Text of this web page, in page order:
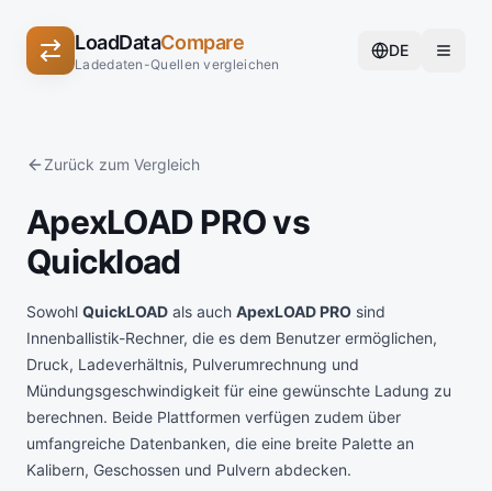
LoadDataCompare
Ladedaten-Quellen vergleichen
DE
Zurück zum Vergleich
ApexLOAD PRO vs
Quickload
Sowohl QuickLOAD als auch ApexLOAD PRO sind
Innenballistik-Rechner, die es dem Benutzer ermöglichen,
Druck, Ladeverhältnis, Pulverumrechnung und
Mündungsgeschwindigkeit für eine gewünschte Ladung zu
berechnen. Beide Plattformen verfügen zudem über
umfangreiche Datenbanken, die eine breite Palette an
Kalibern, Geschossen und Pulvern abdecken.